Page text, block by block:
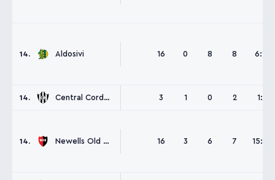
14. Aldosivi 16 0 8 8 6:19
14. Central Cordoba SdE 3 1 0 2 1:3
14. Newells Old Boys 16 3 6 7 15:27